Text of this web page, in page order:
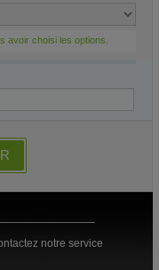
avoir choisi les options.
notre service